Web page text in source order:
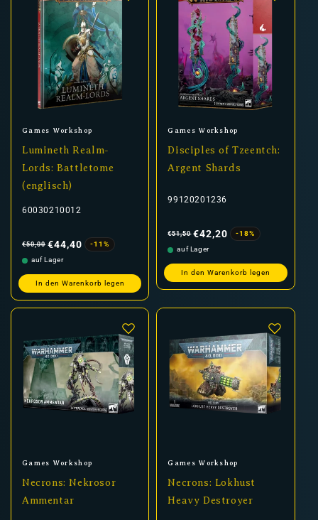
Anbieter:
Games Workshop
Lumineth Realm-
Lords: Battletome
(englisch)
60030210012
Preis
€50,00 €44,40
-11%
auf Lager
In den Warenkorb legen
Anbieter:
Games Workshop
Disciples of Tzeentch:
Argent Shards
99120201236
Preis
€51,50 €42,20
-18%
auf Lager
In den Warenkorb legen
Anbieter:
Games Workshop
Necrons: Nekrosor
Ammentar
Anbieter:
Games Workshop
Necrons: Lokhust
Heavy Destroyer